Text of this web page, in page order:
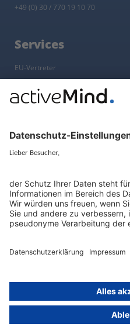
+49 (0) 30 / 770 19 10 70
Services
EU-Vertreter
Künstliche Intelligenz
Hinweisgebersystem mit
Whistleblowing-Ombudsperson
Über
Über uns
Unsere Experten
Presse, Medien & Events